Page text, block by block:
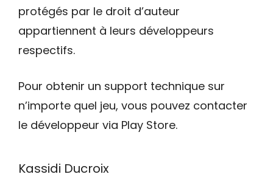
protégés par le droit d’auteur
appartiennent à leurs développeurs
respectifs.
Pour obtenir un support technique sur
n’importe quel jeu, vous pouvez contacter
le développeur via Play Store.
Kassidi Ducroix